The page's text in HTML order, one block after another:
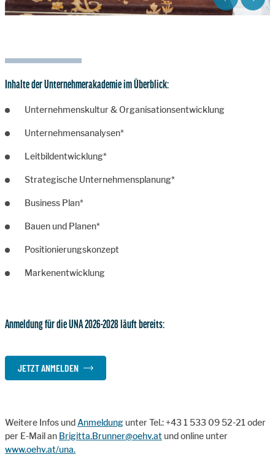
Inhalte der Unternehmerakademie im Überblick:
Unternehmenskultur & Organisationsentwicklung
Unternehmensanalysen*
Leitbildentwicklung*
Strategische Unternehmensplanung*
Business Plan*
Bauen und Planen*
Positionierungskonzept
Markenentwicklung
Anmeldung für die UNA 2026-2028 läuft bereits:
JETZT ANMELDEN
Weitere Infos und Anmeldung unter Tel.: +43 1 533 09 52-21 oder
per E-Mail an Brigitta.Brunner@oehv.at und online unter
www.oehv.at/una.